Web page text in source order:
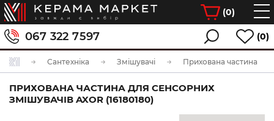
(0)
067 322 7597 (0)
Сантехніка Змішувачі Прихована частина
ПРИХОВАНА ЧАСТИНА ДЛЯ СЕНСОРНИХ
ЗМІШУВАЧІВ AXOR (16180180)